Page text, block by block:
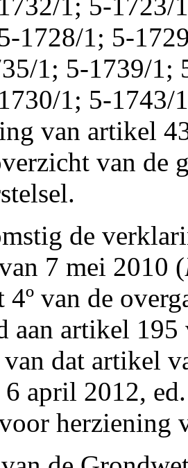
1728/1; 5-
1; 5-1739/1;
1; 5-
van artikel
van de
de
7 mei 2010 (
4º van de
aan artikel
dat artikel
6 april 2012,
herziening